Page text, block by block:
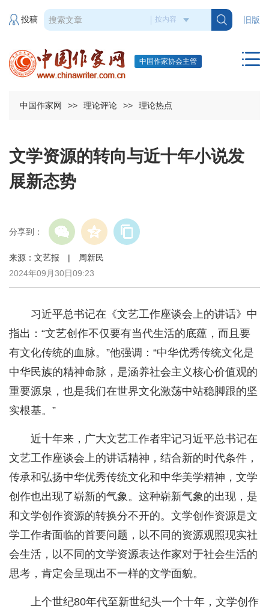
旧版
投稿
中国作家协会主管
中国作家网 >> 理论评论 >> 理论热点
文学资源的转向与近十年小说发
展新态势
分享到：
来源：文艺报 | 周新民
2024年09月30日09:23
习近平总书记在《文艺工作座谈会上的讲话》中
指出：“文艺创作不仅要有当代生活的底蕴，而且要
有文化传统的血脉。”他强调：“中华优秀传统文化是
中华民族的精神命脉，是涵养社会主义核心价值观的
重要源泉，也是我们在世界文化激荡中站稳脚跟的坚
实根基。”
近十年来，广大文艺工作者牢记习近平总书记在
文艺工作座谈会上的讲话精神，结合新的时代条件，
传承和弘扬中华优秀传统文化和中华美学精神，文学
创作也出现了崭新的气象。这种崭新气象的出现，是
和文学创作资源的转换分不开的。文学创作资源是文
学工作者面临的首要问题，以不同的资源观照现实社
会生活，以不同的文学资源表达作家对于社会生活的
思考，肯定会呈现出不一样的文学面貌。
上个世纪80年代至新世纪头一个十年，文学创作